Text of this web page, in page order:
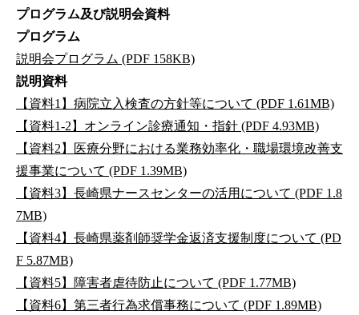
プログラム及び説明会資料
プログラム
説明会プログラム (PDF 158KB)
説明資料
【資料1】病院立入検査の方針等について (PDF 1.61MB)
【資料1-2】オンライン診療通知・指針 (PDF 4.93MB)
【資料2】医療分野における業務効率化・職場環境改善支
援事業について (PDF 1.39MB)
【資料3】長崎県ナースセンターの活用について (PDF 1.8
7MB)
【資料4】長崎県薬剤師奨学金返済支援制度について (PD
F 5.87MB)
【資料5】障害者虐待防止について (PDF 1.77MB)
【資料6】第三者行為求償事務について (PDF 1.89MB)